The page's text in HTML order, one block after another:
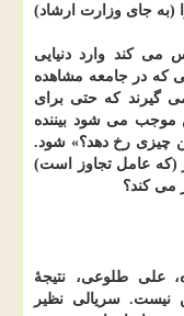
(به جای وزارت ارشاد)
می کند وارد دنیایی
که در جامعه مشاهده
گیرند که حتی برای
موجب می شود بیننده
چیزی رخ دهد؟» شود.
(که عامل تجاوز است)
می کند؟
علی طلوعی، نتیجهٔ
سریالی نظیر